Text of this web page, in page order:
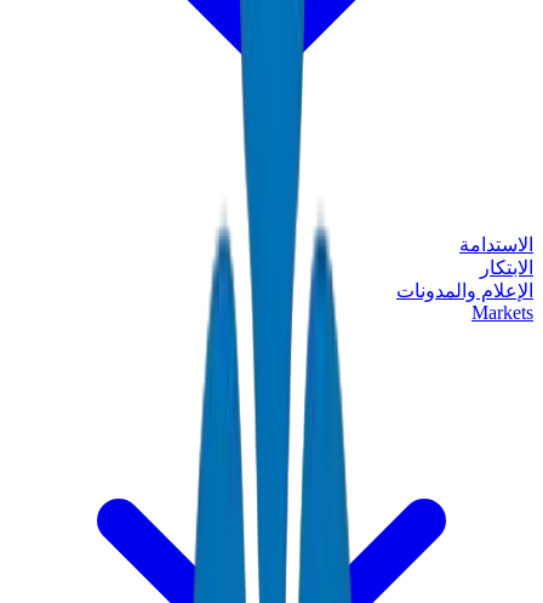
الاستدامة
الابتكار
الإعلام والمدونات
Markets